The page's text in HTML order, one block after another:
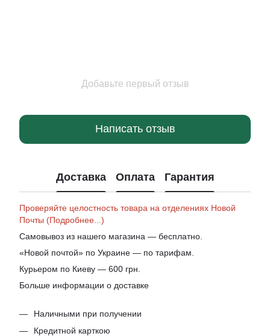
Добавьте первый отзыв
Написать отзыв
Доставка Оплата Гарантия
Проверяйте целостность товара на отделениях Новой
Почты (Подробнее...)
Самовывоз из нашего магазина — бесплатно.
«Новой почтой» по Украине — по тарифам.
Курьером по Киеву — 600 грн.
Больше информации о доставке
Наличными при получении
Кредитной карткою